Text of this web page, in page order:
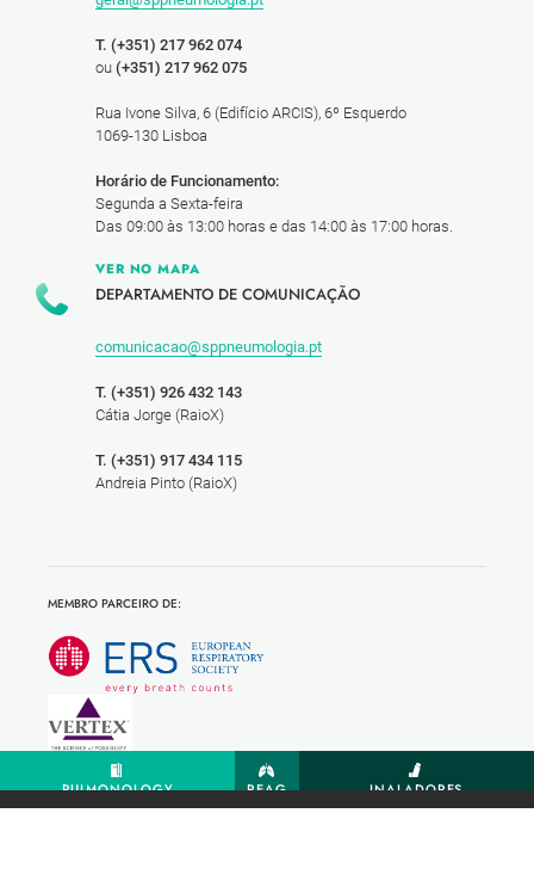
T. (+351) 217 962 074
ou (+351) 217 962 075
Rua Ivone Silva, 6 (Edifício ARCIS), 6º Esquerdo
1069-130 Lisboa
Horário de Funcionamento:
Segunda a Sexta-feira
Das 09:00 às 13:00 horas e das 14:00 às 17:00 horas.
VER NO MAPA
DEPARTAMENTO DE COMUNICAÇÃO
comunicacao@sppneumologia.pt
T. (+351) 926 432 143
Cátia Jorge (RaioX)
T. (+351) 917 434 115
Andreia Pinto (RaioX)
MEMBRO PARCEIRO DE:
PULMONOLOGY REAG INALADORES